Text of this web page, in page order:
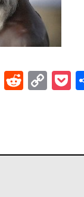
LinkedIn
Reddit